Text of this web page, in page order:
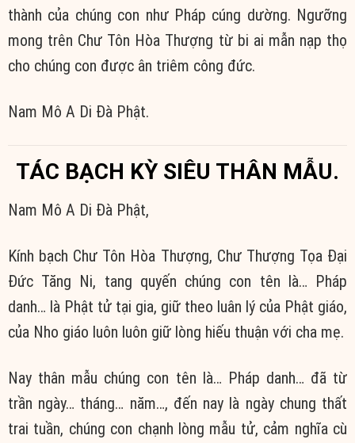
thành của chúng con như Pháp cúng dường. Ngưỡng
mong trên Chư Tôn Hòa Thượng từ bi ai mẫn nạp thọ
cho chúng con được ân triêm công đức.
Nam Mô A Di Đà Phật.
TÁC BẠCH KỲ SIÊU THÂN MẪU.
Nam Mô A Di Đà Phật,
Kính bạch Chư Tôn Hòa Thượng, Chư Thượng Tọa Đại
Đức Tăng Ni, tang quyến chúng con tên là… Pháp
danh… là Phật tử tại gia, giữ theo luân lý của Phật giáo,
của Nho giáo luôn luôn giữ lòng hiếu thuận với cha mẹ.
Nay thân mẫu chúng con tên là… Pháp danh… đã từ
trần ngày… tháng… năm…, đến nay là ngày chung thất
trai tuần, chúng con chạnh lòng mẫu tử, cảm nghĩa cù